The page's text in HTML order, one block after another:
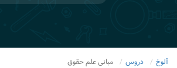
آلوخ دروس مبانی علم حقوق